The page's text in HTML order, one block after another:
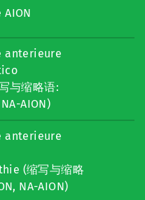
anterieure
与缩略语:
AION)
anterieure
(缩写与缩略
NA-AION)